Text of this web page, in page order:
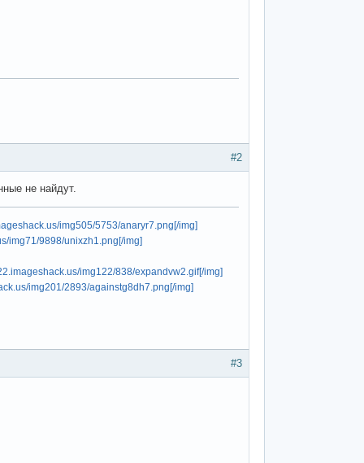
#2
не найдут.
img505/5753/anaryr7.png[/img]
img71/9898/unixzh1.png[/img]
img122/838/expandvw2.gif[/img]
img201/2893/againstg8dh7.png[/img]
#3